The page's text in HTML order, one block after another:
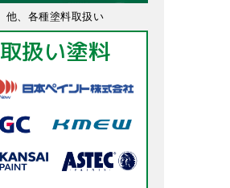
他、各種塗料取扱い
取扱い塗料